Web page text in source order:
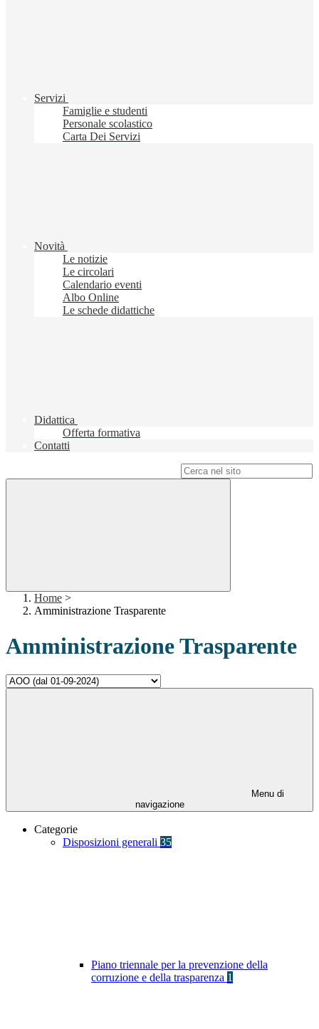
Servizi
Famiglie e studenti
Personale scolastico
Carta Dei Servizi
Novità
Le notizie
Le circolari
Calendario eventi
Albo Online
Le schede didattiche
Didattica
Offerta formativa
Contatti
Home >
Amministrazione Trasparente
Amministrazione Trasparente
Menu di
navigazione
Categorie
Disposizioni generali 35
Piano triennale per la prevenzione della
corruzione e della trasparenza 1